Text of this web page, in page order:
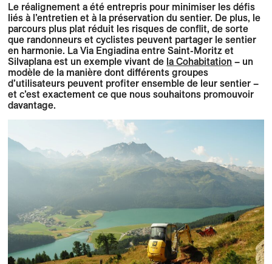
Le réalignement a été entrepris pour minimiser les défis
liés à l’entretien et à la préservation du sentier. De plus, le
parcours plus plat réduit les risques de conflit, de sorte
que randonneurs et cyclistes peuvent partager le sentier
en harmonie. La Via Engiadina entre Saint-Moritz et
Silvaplana est un exemple vivant de la Cohabitation – un
modèle de la manière dont différents groupes
d’utilisateurs peuvent profiter ensemble de leur sentier –
et c’est exactement ce que nous souhaitons promouvoir
davantage.